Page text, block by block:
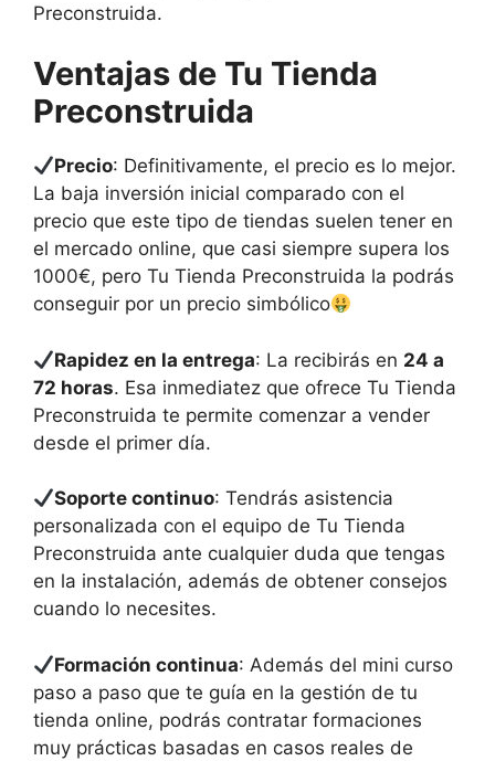
Preconstruida.
Ventajas de Tu Tienda
Preconstruida
Precio: Definitivamente, el precio es lo mejor.
La baja inversión inicial comparado con el
precio que este tipo de tiendas suelen tener en
el mercado online, que casi siempre supera los
1000€, pero Tu Tienda Preconstruida la podrás
conseguir por un precio simbólico
Rapidez en la entrega: La recibirás en 24 a
72 horas. Esa inmediatez que ofrece Tu Tienda
Preconstruida te permite comenzar a vender
desde el primer día.
Soporte continuo: Tendrás asistencia
personalizada con el equipo de Tu Tienda
Preconstruida ante cualquier duda que tengas
en la instalación, además de obtener consejos
cuando lo necesites.
Formación continua: Además del mini curso
paso a paso que te guía en la gestión de tu
tienda online, podrás contratar formaciones
muy prácticas basadas en casos reales de